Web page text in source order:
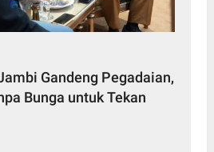
Gandeng Pegadaian,
Bunga untuk Tekan